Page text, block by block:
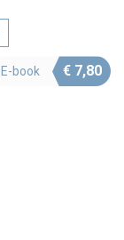
E-book € 7,80